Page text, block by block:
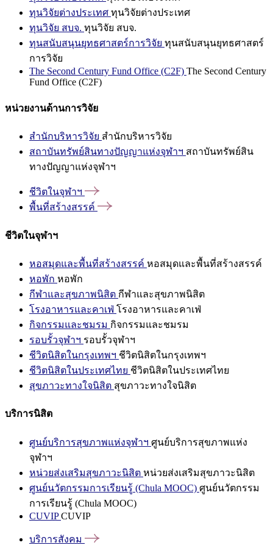
ทุนวิจัยต่างประเทศ ทุนวิจัยต่างประเทศ
ทุนวิจัย สบจ. ทุนวิจัย สบจ.
ทุนสนับสนุนยุทธศาสตร์การวิจัย ทุนสนับสนุนยุทธศาสตร์
การวิจัย
The Second Century Fund Office (C2F) The Second Century
Fund Office (C2F)
หน่วยงานด้านการวิจัย
สำนักบริหารวิจัย สำนักบริหารวิจัย
สถาบันทรัพย์สินทางปัญญาแห่งจุฬาฯ สถาบันทรัพย์สิน
ทางปัญญาแห่งจุฬาฯ
ชีวิตในจุฬาฯ
พื้นที่สร้างสรรค์
ชีวิตในจุฬาฯ
หอสมุดและพื้นที่สร้างสรรค์ หอสมุดและพื้นที่สร้างสรรค์
หอพัก หอพัก
กีฬาและสุขภาพนิสิต กีฬาและสุขภาพนิสิต
โรงอาหารและคาเฟ่ โรงอาหารและคาเฟ่
กิจกรรมและชมรม กิจกรรมและชมรม
รอบรั้วจุฬาฯ รอบรั้วจุฬาฯ
ชีวิตนิสิตในกรุงเทพฯ ชีวิตนิสิตในกรุงเทพฯ
ชีวิตนิสิตในประเทศไทย ชีวิตนิสิตในประเทศไทย
สุขภาวะทางใจนิสิต สุขภาวะทางใจนิสิต
บริการนิสิต
ศูนย์บริการสุขภาพแห่งจุฬาฯ ศูนย์บริการสุขภาพแห่ง
จุฬาฯ
หน่วยส่งเสริมสุขภาวะนิสิต หน่วยส่งเสริมสุขภาวะนิสิต
ศูนย์นวัตกรรมการเรียนรู้ (Chula MOOC) ศูนย์นวัตกรรม
การเรียนรู้ (Chula MOOC)
CUVIPCUVIP
บริการสังคม